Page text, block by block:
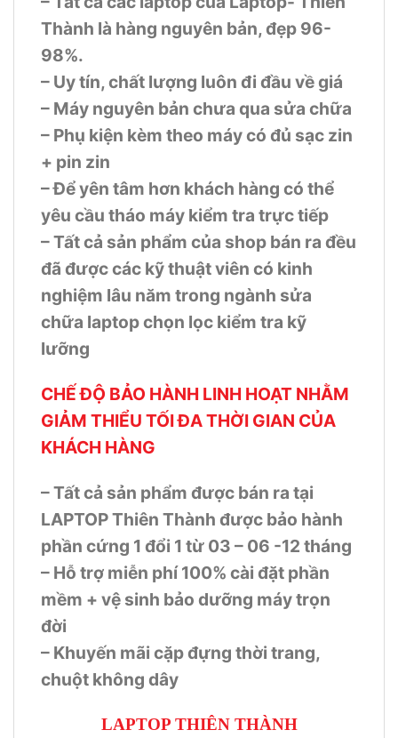
Thành là hàng nguyên bản, đẹp 96-
98%.
– Uy tín, chất lượng luôn đi đầu về giá
– Máy nguyên bản chưa qua sửa chữa
– Phụ kiện kèm theo máy có đủ sạc zin
+ pin zin
– Để yên tâm hơn khách hàng có thể
yêu cầu tháo máy kiểm tra trực tiếp
– Tất cả sản phẩm của shop bán ra đều
đã được các kỹ thuật viên có kinh
nghiệm lâu năm trong ngành sửa
chữa laptop chọn lọc kiểm tra kỹ
lưỡng
CHẾ ĐỘ BẢO HÀNH LINH HOẠT NHẰM
GIẢM THIỂU TỐI ĐA THỜI GIAN CỦA
KHÁCH HÀNG
– Tất cả sản phẩm được bán ra tại
LAPTOP Thiên Thành được bảo hành
phần cứng 1 đổi 1 từ 03 – 06 -12 tháng
– Hỗ trợ miễn phí 100% cài đặt phần
mềm + vệ sinh bảo dưỡng máy trọn
đời
– Khuyến mãi cặp đựng thời trang,
chuột không dây
LAPTOP THIÊN THÀNH